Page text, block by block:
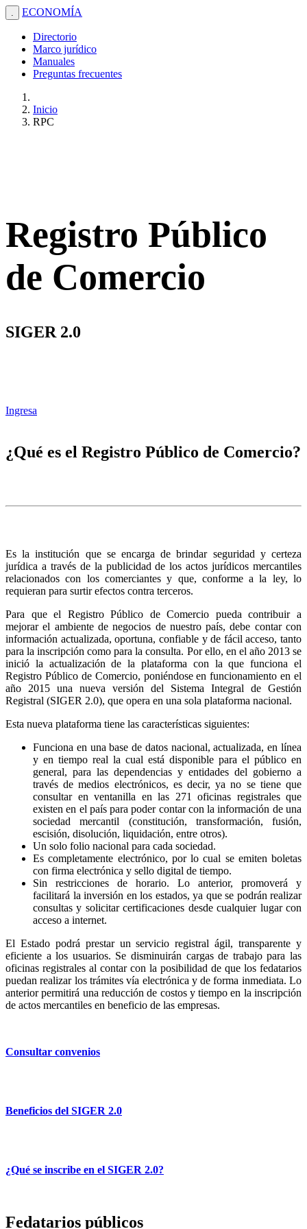
. ECONOMÍA
Directorio
Marco jurídico
Manuales
Preguntas frecuentes
Inicio
RPC
Registro Público
de Comercio
SIGER 2.0
Ingresa
¿Qué es el Registro Público de Comercio?
Es la institución que se encarga de brindar seguridad y certeza
jurídica a través de la publicidad de los actos jurídicos mercantiles
relacionados con los comerciantes y que, conforme a la ley, lo
requieran para surtir efectos contra terceros.
Para que el Registro Público de Comercio pueda contribuir a
mejorar el ambiente de negocios de nuestro país, debe contar con
información actualizada, oportuna, confiable y de fácil acceso, tanto
para la inscripción como para la consulta. Por ello, en el año 2013 se
inició la actualización de la plataforma con la que funciona el
Registro Público de Comercio, poniéndose en funcionamiento en el
año 2015 una nueva versión del Sistema Integral de Gestión
Registral (SIGER 2.0), que opera en una sola plataforma nacional.
Esta nueva plataforma tiene las características siguientes:
Funciona en una base de datos nacional, actualizada, en línea
y en tiempo real la cual está disponible para el público en
general, para las dependencias y entidades del gobierno a
través de medios electrónicos, es decir, ya no se tiene que
consultar en ventanilla en las 271 oficinas registrales que
existen en el país para poder contar con la información de una
sociedad mercantil (constitución, transformación, fusión,
escisión, disolución, liquidación, entre otros).
Un solo folio nacional para cada sociedad.
Es completamente electrónico, por lo cual se emiten boletas
con firma electrónica y sello digital de tiempo.
Sin restricciones de horario. Lo anterior, promoverá y
facilitará la inversión en los estados, ya que se podrán realizar
consultas y solicitar certificaciones desde cualquier lugar con
acceso a internet.
El Estado podrá prestar un servicio registral ágil, transparente y
eficiente a los usuarios. Se disminuirán cargas de trabajo para las
oficinas registrales al contar con la posibilidad de que los fedatarios
puedan realizar los trámites vía electrónica y de forma inmediata. Lo
anterior permitirá una reducción de costos y tiempo en la inscripción
de actos mercantiles en beneficio de las empresas.
Consultar convenios
Beneficios del SIGER 2.0
¿Qué se inscribe en el SIGER 2.0?
Fedatarios públicos